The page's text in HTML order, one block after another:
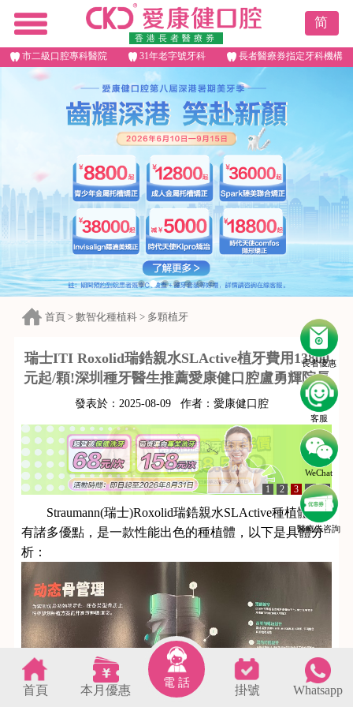
香港長者醫療券
简
市二級口腔專科醫院 31年老字號牙科 長者醫療券指定牙科機構
長者優惠
客服
WeChat
醫療劵咨詢
首頁 > 數智化種植科 > 多顆植牙
瑞士ITI Roxolid瑞鋯親水SLActive植牙費用13800
元起/顆!深圳種牙醫生推薦愛康健口腔盧勇輝院長
發表於： 2025-08-09 作者： 愛康健口腔
1 2 3 4 5
Straumann(瑞士)Roxolid瑞鋯親水SLActive種植體具
有諸多優點，是一款性能出色的種植體，以下是具體分
析：
首頁 本月優惠
電 話
掛號 Whatsapp